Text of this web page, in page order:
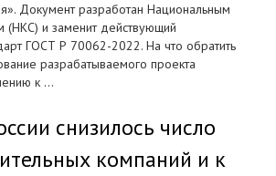
Документ разработан Национальным
(НКС) и заменит действующий
ГОСТ Р 70062-2022. На что обратить
разрабатываемого проекта
к ...
снизилось число
компаний и к